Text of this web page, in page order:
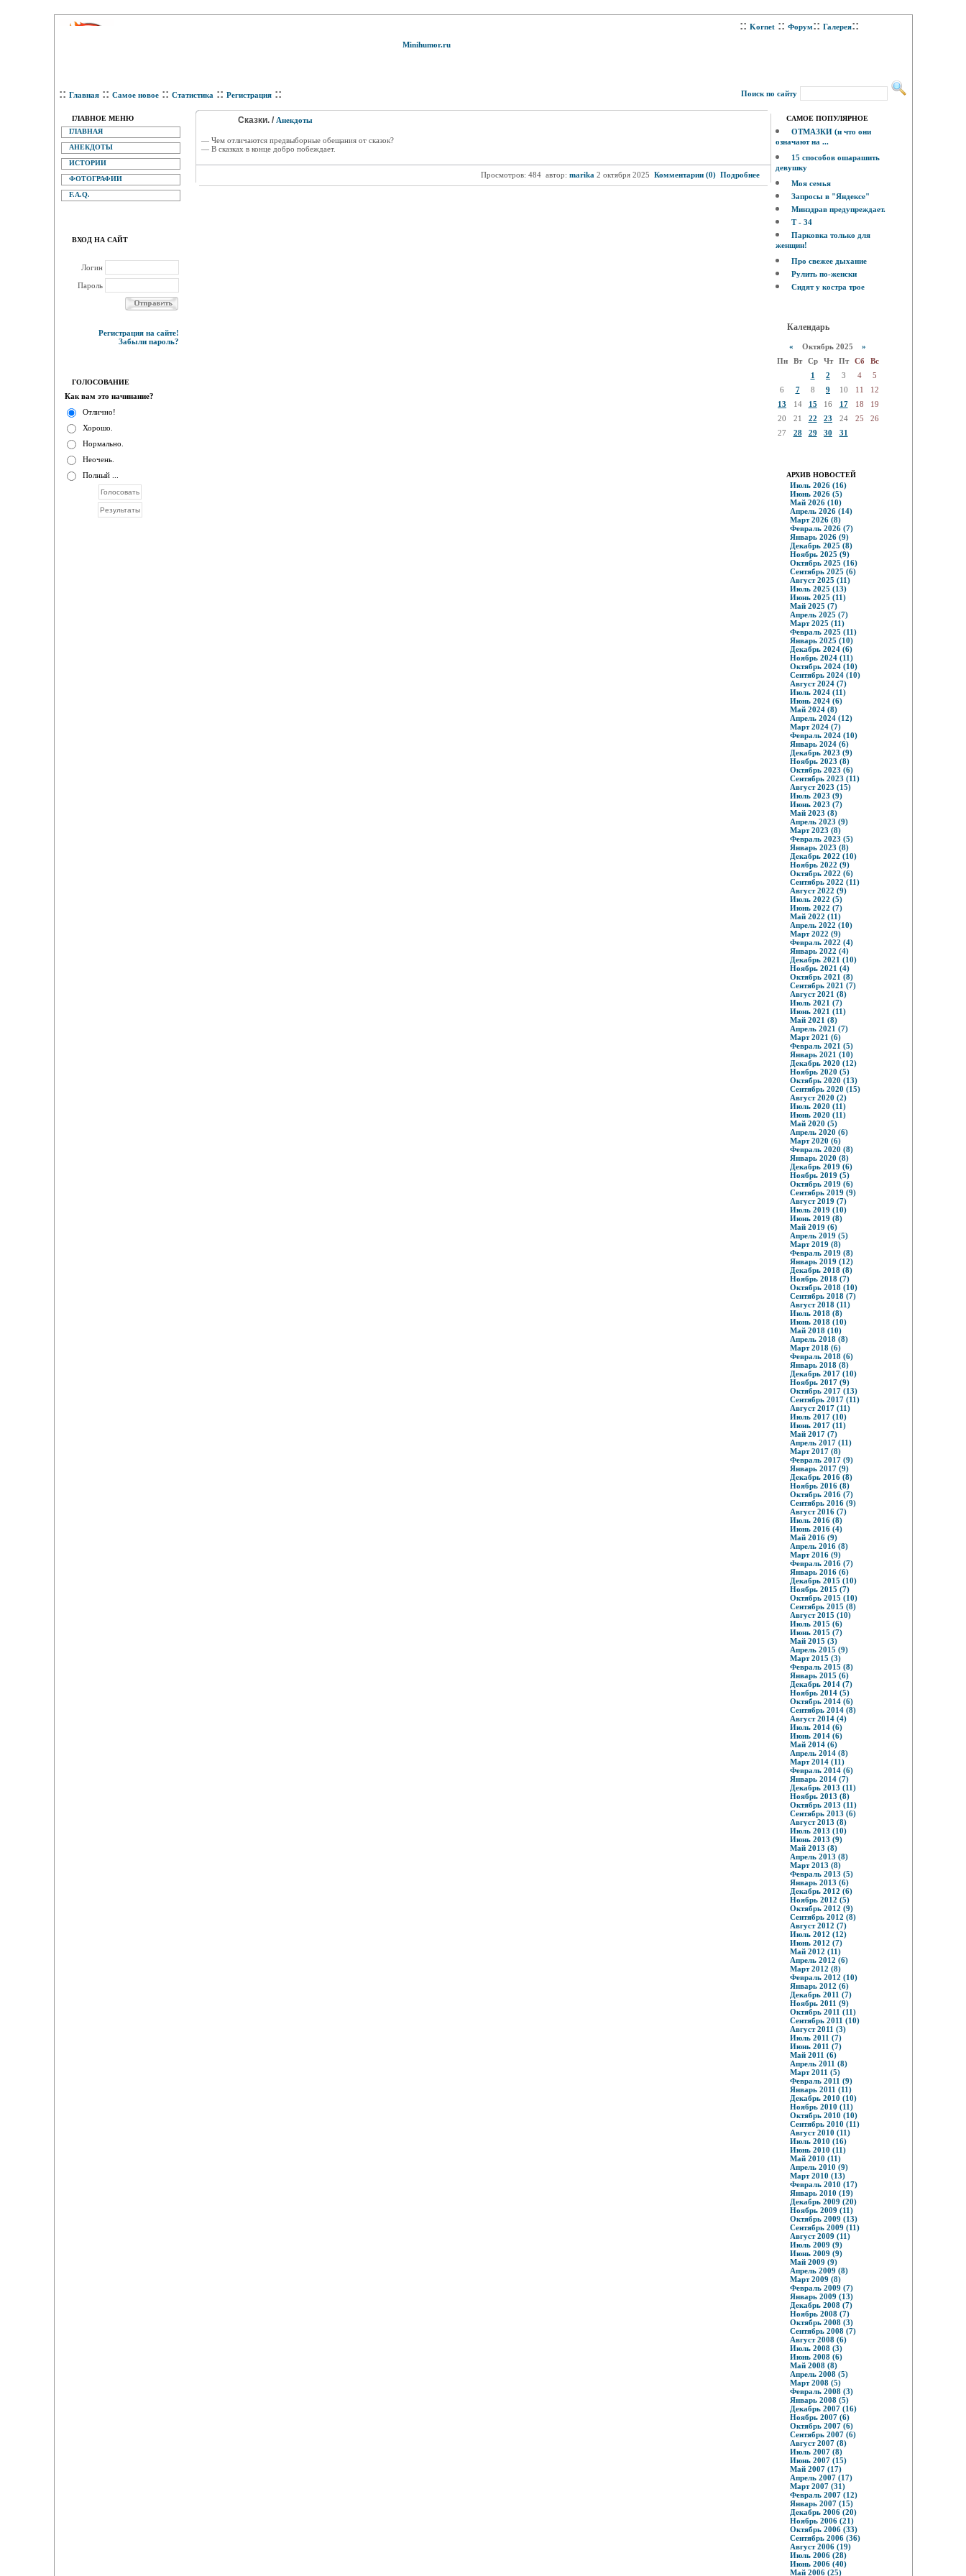
Minihumor.ru
:: Kornet :: Форум:: Галерея::
:: Главная :: Самое новое :: Статистика :: Регистрация :: Поиск по сайту
ГЛАВНОЕ МЕНЮ
ГЛАВНАЯ
АНЕКДОТЫ
ИСТОРИИ
ФОТОГРАФИИ
F.A.Q.
ВХОД НА САЙТ
Логин
Пароль
Регистрация на сайте!
Забыли пароль?
ГОЛОСОВАНИЕ
Как вам это начинание?
Отлично!
Хорошо.
Нормально.
Неочень.
Полный ...
Сказки. / Анекдоты
— Чем отличаются предвыборные обещания от сказок?
— В сказках в конце добро побеждает.
Просмотров: 484 автор: marika 2 октября 2025 Комментарии (0) Подробнее
САМОЕ ПОПУЛЯРНОЕ
ОТМАЗКИ (и что они
означают на ...
15 способов ошарашить
девушку
Моя семья
Запросы в "Яндексе"
Минздрав предупреждает.
Т - 34
Парковка только для
женщин!
Про свежее дыхание
Рулить по-женски
Сидят у костра трое
Календарь
« Октябрь 2025 »
Пн
Вт Ср Чт Пт Сб
Вс
1
2 3 4
5
6
7 8 9 10 11
12
13
14 15 16 17 18
19
20
21 22 23 24 25
26
27
28 29 30 31
АРХИВ НОВОСТЕЙ
Июль 2026 (16)
Июнь 2026 (5)
Май 2026 (10)
Апрель 2026 (14)
Март 2026 (8)
Февраль 2026 (7)
Январь 2026 (9)
Декабрь 2025 (8)
Ноябрь 2025 (9)
Октябрь 2025 (16)
Сентябрь 2025 (6)
Август 2025 (11)
Июль 2025 (13)
Июнь 2025 (11)
Май 2025 (7)
Апрель 2025 (7)
Март 2025 (11)
Февраль 2025 (11)
Январь 2025 (10)
Декабрь 2024 (6)
Ноябрь 2024 (11)
Октябрь 2024 (10)
Сентябрь 2024 (10)
Август 2024 (7)
Июль 2024 (11)
Июнь 2024 (6)
Май 2024 (8)
Апрель 2024 (12)
Март 2024 (7)
Февраль 2024 (10)
Январь 2024 (6)
Декабрь 2023 (9)
Ноябрь 2023 (8)
Октябрь 2023 (6)
Сентябрь 2023 (11)
Август 2023 (15)
Июль 2023 (9)
Июнь 2023 (7)
Май 2023 (8)
Апрель 2023 (9)
Март 2023 (8)
Февраль 2023 (5)
Январь 2023 (8)
Декабрь 2022 (10)
Ноябрь 2022 (9)
Октябрь 2022 (6)
Сентябрь 2022 (11)
Август 2022 (9)
Июль 2022 (5)
Июнь 2022 (7)
Май 2022 (11)
Апрель 2022 (10)
Март 2022 (9)
Февраль 2022 (4)
Январь 2022 (4)
Декабрь 2021 (10)
Ноябрь 2021 (4)
Октябрь 2021 (8)
Сентябрь 2021 (7)
Август 2021 (8)
Июль 2021 (7)
Июнь 2021 (11)
Май 2021 (8)
Апрель 2021 (7)
Март 2021 (6)
Февраль 2021 (5)
Январь 2021 (10)
Декабрь 2020 (12)
Ноябрь 2020 (5)
Октябрь 2020 (13)
Сентябрь 2020 (15)
Август 2020 (2)
Июль 2020 (11)
Июнь 2020 (11)
Май 2020 (5)
Апрель 2020 (6)
Март 2020 (6)
Февраль 2020 (8)
Январь 2020 (8)
Декабрь 2019 (6)
Ноябрь 2019 (5)
Октябрь 2019 (6)
Сентябрь 2019 (9)
Август 2019 (7)
Июль 2019 (10)
Июнь 2019 (8)
Май 2019 (6)
Апрель 2019 (5)
Март 2019 (8)
Февраль 2019 (8)
Январь 2019 (12)
Декабрь 2018 (8)
Ноябрь 2018 (7)
Октябрь 2018 (10)
Сентябрь 2018 (7)
Август 2018 (11)
Июль 2018 (8)
Июнь 2018 (10)
Май 2018 (10)
Апрель 2018 (8)
Март 2018 (6)
Февраль 2018 (6)
Январь 2018 (8)
Декабрь 2017 (10)
Ноябрь 2017 (9)
Октябрь 2017 (13)
Сентябрь 2017 (11)
Август 2017 (11)
Июль 2017 (10)
Июнь 2017 (11)
Май 2017 (7)
Апрель 2017 (11)
Март 2017 (8)
Февраль 2017 (9)
Январь 2017 (9)
Декабрь 2016 (8)
Ноябрь 2016 (8)
Октябрь 2016 (7)
Сентябрь 2016 (9)
Август 2016 (7)
Июль 2016 (8)
Июнь 2016 (4)
Май 2016 (9)
Апрель 2016 (8)
Март 2016 (9)
Февраль 2016 (7)
Январь 2016 (6)
Декабрь 2015 (10)
Ноябрь 2015 (7)
Октябрь 2015 (10)
Сентябрь 2015 (8)
Август 2015 (10)
Июль 2015 (6)
Июнь 2015 (7)
Май 2015 (3)
Апрель 2015 (9)
Март 2015 (3)
Февраль 2015 (8)
Январь 2015 (6)
Декабрь 2014 (7)
Ноябрь 2014 (5)
Октябрь 2014 (6)
Сентябрь 2014 (8)
Август 2014 (4)
Июль 2014 (6)
Июнь 2014 (6)
Май 2014 (6)
Апрель 2014 (8)
Март 2014 (11)
Февраль 2014 (6)
Январь 2014 (7)
Декабрь 2013 (11)
Ноябрь 2013 (8)
Октябрь 2013 (11)
Сентябрь 2013 (6)
Август 2013 (8)
Июль 2013 (10)
Июнь 2013 (9)
Май 2013 (8)
Апрель 2013 (8)
Март 2013 (8)
Февраль 2013 (5)
Январь 2013 (6)
Декабрь 2012 (6)
Ноябрь 2012 (5)
Октябрь 2012 (9)
Сентябрь 2012 (8)
Август 2012 (7)
Июль 2012 (12)
Июнь 2012 (7)
Май 2012 (11)
Апрель 2012 (6)
Март 2012 (8)
Февраль 2012 (10)
Январь 2012 (6)
Декабрь 2011 (7)
Ноябрь 2011 (9)
Октябрь 2011 (11)
Сентябрь 2011 (10)
Август 2011 (3)
Июль 2011 (7)
Июнь 2011 (7)
Май 2011 (6)
Апрель 2011 (8)
Март 2011 (5)
Февраль 2011 (9)
Январь 2011 (11)
Декабрь 2010 (10)
Ноябрь 2010 (11)
Октябрь 2010 (10)
Сентябрь 2010 (11)
Август 2010 (11)
Июль 2010 (16)
Июнь 2010 (11)
Май 2010 (11)
Апрель 2010 (9)
Март 2010 (13)
Февраль 2010 (17)
Январь 2010 (19)
Декабрь 2009 (20)
Ноябрь 2009 (11)
Октябрь 2009 (13)
Сентябрь 2009 (11)
Август 2009 (11)
Июль 2009 (9)
Июнь 2009 (9)
Май 2009 (9)
Апрель 2009 (8)
Март 2009 (8)
Февраль 2009 (7)
Январь 2009 (13)
Декабрь 2008 (7)
Ноябрь 2008 (7)
Октябрь 2008 (3)
Сентябрь 2008 (7)
Август 2008 (6)
Июль 2008 (3)
Июнь 2008 (6)
Май 2008 (8)
Апрель 2008 (5)
Март 2008 (5)
Февраль 2008 (3)
Январь 2008 (5)
Декабрь 2007 (16)
Ноябрь 2007 (6)
Октябрь 2007 (6)
Сентябрь 2007 (6)
Август 2007 (8)
Июль 2007 (8)
Июнь 2007 (15)
Май 2007 (17)
Апрель 2007 (17)
Март 2007 (31)
Февраль 2007 (12)
Январь 2007 (15)
Декабрь 2006 (20)
Ноябрь 2006 (21)
Октябрь 2006 (33)
Сентябрь 2006 (36)
Август 2006 (19)
Июль 2006 (28)
Июнь 2006 (40)
Май 2006 (25)